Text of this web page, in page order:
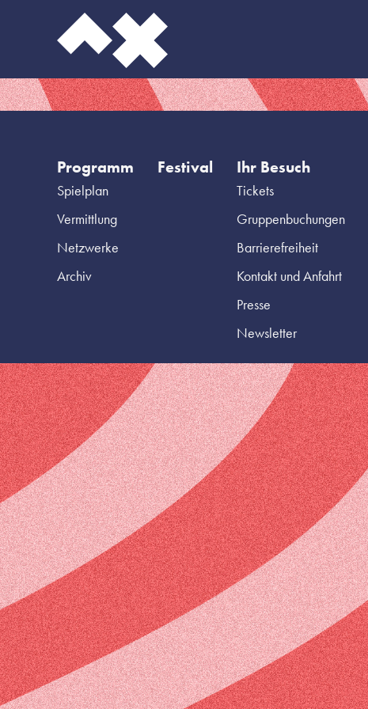
Programm
Spielplan
Vermittlung
Netzwerke
Archiv
Festival Ihr Besuch
Tickets
Gruppenbuchungen
Barrierefreiheit
Kontakt und Anfahrt
Presse
Newsletter